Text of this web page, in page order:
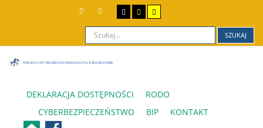
SZUKAJ
DEKLARACJA DOSTĘPNOŚCI
RODO
CYBERBEZPIECZEŃSTWO
BIP KONTAKT